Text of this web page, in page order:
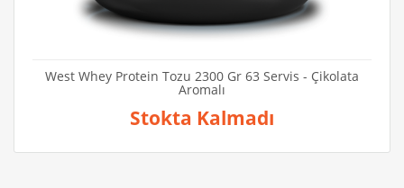
West Whey Protein Tozu 2300 Gr 63 Servis - Çikolata
Aromalı
Stokta Kalmadı